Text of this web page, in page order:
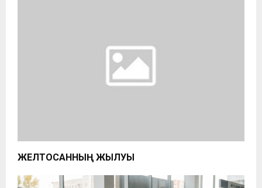
ЖЕЛТОҚСАННЫҢ ЖЫЛУЫ